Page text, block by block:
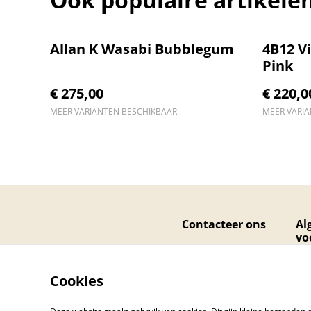
Allan K Wasabi Bubblegum
€ 275,00
MEER VARIANTEN BESCHIKBAAR
4B12
Pink
€
MEER
Contacteer ons
Cookies